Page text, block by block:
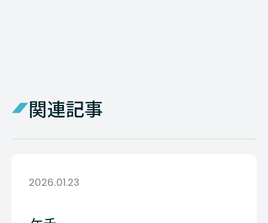
関連記事
2026.01.23